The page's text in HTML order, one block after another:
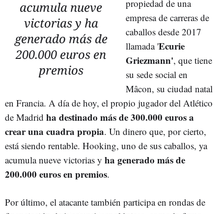
acumula nueve
victorias y ha
generado más de
200.000 euros en
premios
propiedad de una
empresa de carreras de
caballos desde 2017
llamada 'Ecurie
Griezmann', que tiene
su sede social en
Mâcon, su ciudad natal
en Francia. A día de hoy, el propio jugador del Atlético
de Madrid ha destinado más de 300.000 euros a
crear una cuadra propia. Un dinero que, por cierto,
está siendo rentable. Hooking, uno de sus caballos, ya
acumula nueve victorias y ha generado más de
200.000 euros en premios.
Por último, el atacante también participa en rondas de